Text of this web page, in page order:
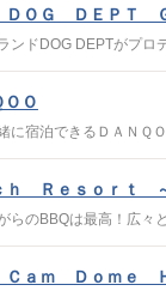
ＤＯＧ ＤＥＰＴ
ンドDOG DEPTがプロ
ＯＯ
に宿泊できるＤＡＮＱ
ｈ Ｒｅｓｏｒｔ
らのBBQは最高！広々
Ｃａｍ Ｄｏｍｅ